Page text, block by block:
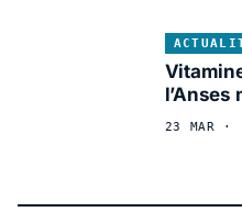
l’Anses
23 MAR ·